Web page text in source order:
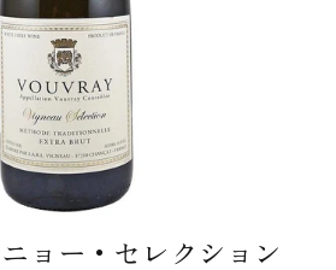
ニョー・セレクション